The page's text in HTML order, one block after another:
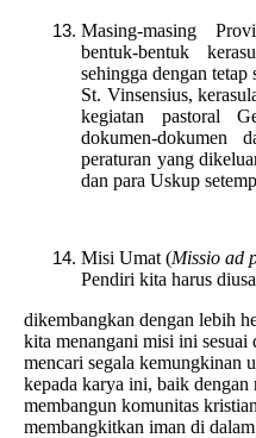
Masing-masing
bentuk-bentuk
sehingga dengan tetap
St. Vinsensius,
kegiatan pastoral
dokumen-dokumen
peraturan yang
dan para Uskup
Misi Umat (Missio ad
Pendiri kita harus
dikembangkan dengan lebih
kita menangani misi ini sesuai
mencari segala kemungkinan
kepada karya ini, baik dengan
membangun komunitas
membangkitkan iman di